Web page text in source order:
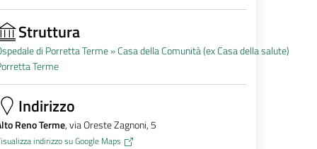
Struttura
di Porretta Terme »Casa della Comunità (ex Casa della salute)
Terme
Indirizzo
Reno Terme, via Oreste Zagnoni, 5
indirizzo su Google Maps